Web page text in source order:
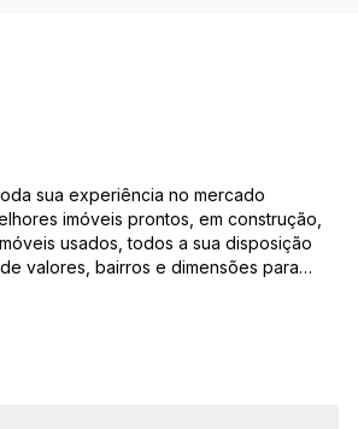
sua experiência no mercado
imóveis prontos, em construção,
usados, todos a sua disposição
valores, bairros e dimensões para
casas, apartamentos, terrenos, salas
imobiliários.